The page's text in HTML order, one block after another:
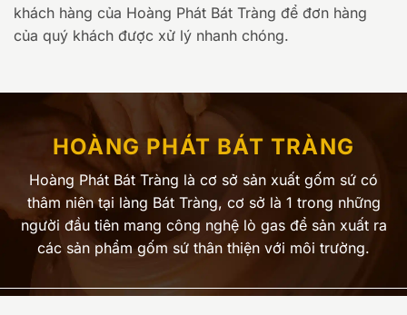
khách hàng của Hoàng Phát Bát Tràng để đơn hàng
của quý khách được xử lý nhanh chóng.
HOÀNG PHÁT BÁT TRÀNG
Hoàng Phát Bát Tràng là cơ sở sản xuất gốm sứ có
thâm niên tại làng Bát Tràng, cơ sở là 1 trong những
người đầu tiên mang công nghệ lò gas để sản xuất ra
các sản phẩm gốm sứ thân thiện với môi trường.